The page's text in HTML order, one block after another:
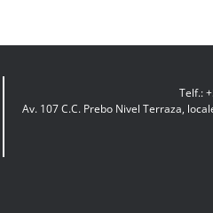
Telf.:
Av. 107 C.C. Prebo Nivel Terraza,